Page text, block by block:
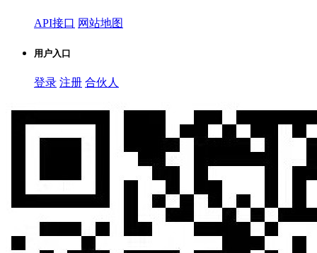
API接口 网站地图
用户入口
登录 注册 合伙人